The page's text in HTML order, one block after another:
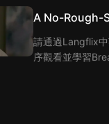
功能爲您提供
臺詞的翻譯。
A No-Rough-
Deal
請通過Langflix
序觀看並學習